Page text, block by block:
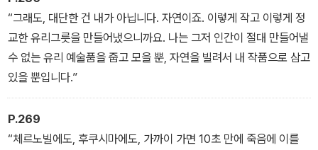
“그래도, 대단한 건 내가 아닙니다. 자연이죠. 이렇게 작고 이렇게 정
교한 유리그릇을 만들어냈으니까요. 나는 그저 인간이 절대 만들어낼
수 없는 유리 예술품을 줍고 모을 뿐, 자연을 빌려서 내 작품으로 삼고
있을 뿐입니다.”
P.269
“체르노빌에도, 후쿠시마에도, 가까이 가면 10초 만에 죽음에 이를